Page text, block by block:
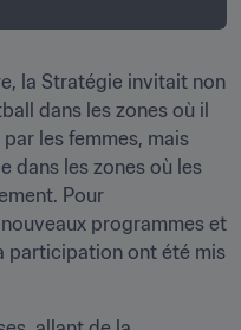
la Stratégie invitait non
dans les zones où il
les femmes, mais
dans les zones où les
Pour
programmes et
participation ont été mis